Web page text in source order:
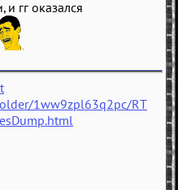
гг оказался
1ww9zpl63q2pc/RT